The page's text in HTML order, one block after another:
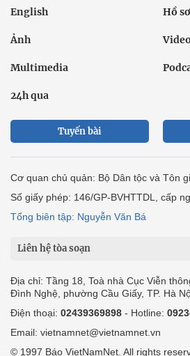
English Hồ sơ
Ảnh Video
Multimedia
24h qua
Tuyến bài
Cơ quan chủ quản: Bộ Dân tộc và Tôn
Số giấy phép: 146/GP-BVHTTDL, cấp
Tổng biên tập: Nguyễn Văn Bá
Liên hệ tòa soạn
Địa chỉ: Tầng 18, Toà nhà Cục Viễn
Đình Nghệ, phường Cầu Giấy, TP. Hà
Điện thoại: 02439369898 - Hotline:
Email: vietnamnet@vietnamnet.vn
© 1997 Báo VietNamNet. All rights